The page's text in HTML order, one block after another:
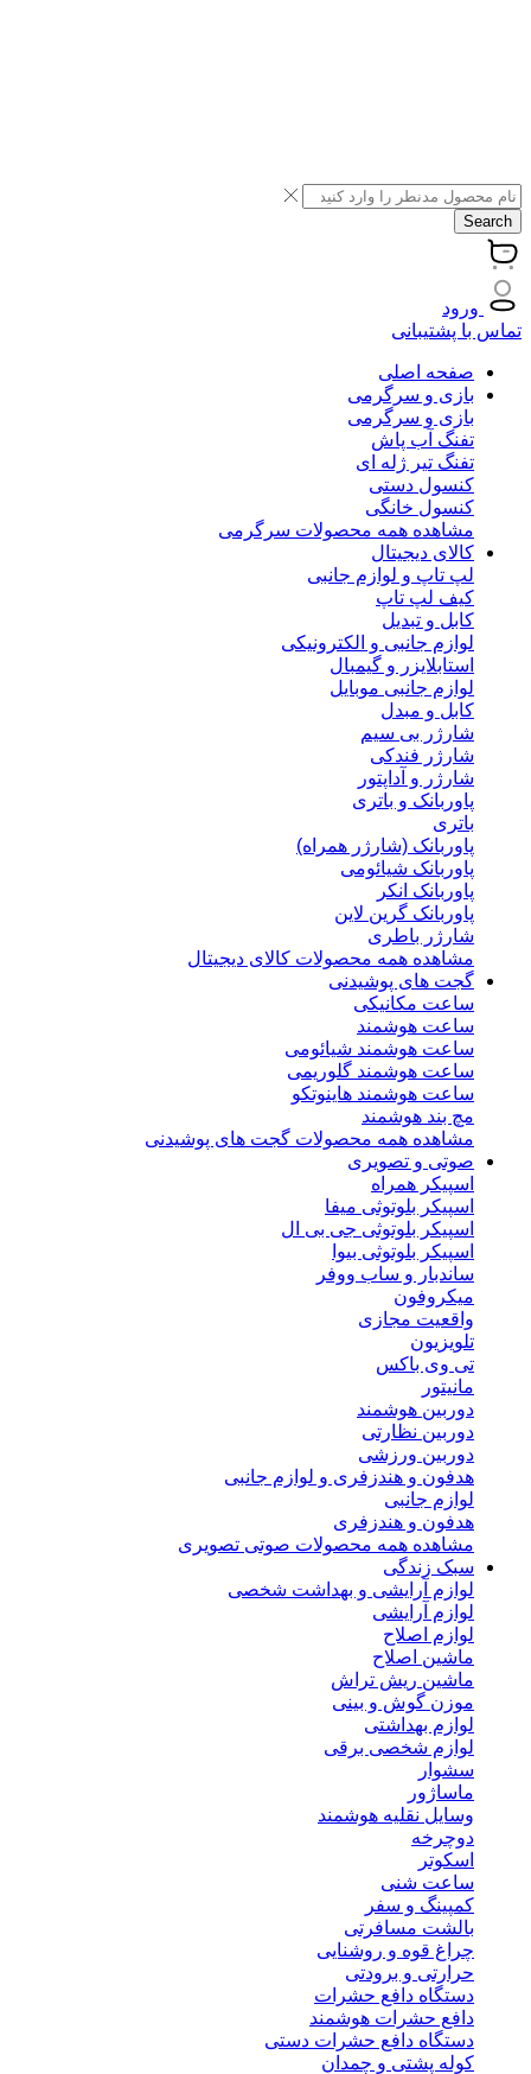
Search
ورود
تماس با پشتیبانی
صفحه اصلی
بازی و سرگرمی
بازی و سرگرمی
تفنگ آب پاش
تفنگ تیر ژله ای
کنسول دستی
کنسول خانگی
مشاهده همه محصولات سرگرمی
کالای دیجیتال
لپ تاپ و لوازم جانبی
کیف لپ تاپ
کابل و تبدیل
لوازم جانبی و الکترونیکی
استابلایزر و گیمبال
لوازم جانبی موبایل
کابل و مبدل
شارژر بی سیم
شارژر فندکی
شارژر و آداپتور
پاوربانک و باتری
باتری
پاوربانک (شارژر همراه)
پاوربانک شیائومی
پاوربانک انکر
پاوربانک گرین لاین
شارژر باطری
مشاهده همه محصولات کالای دیجیتال
گجت های پوشیدنی
ساعت مکانیکی
ساعت هوشمند
ساعت هوشمند شیائومی
ساعت هوشمند گلوریمی
ساعت هوشمند هاینوتکو
مچ بند هوشمند
مشاهده همه محصولات گجت های پوشیدنی
صوتی و تصویری
اسپیکر همراه
اسپیکر بلوتوثی میفا
اسپیکر بلوتوثی جی بی ال
اسپیکر بلوتوثی بیوا
ساندبار و ساب ووفر
میکروفون
واقعیت مجازی
تلویزیون
تی وی باکس
مانیتور
دوربین هوشمند
دوربین نظارتی
دوربین ورزشی
هدفون و هندزفری و لوازم جانبی
لوازم جانبی
هدفون و هندزفری
مشاهده همه محصولات صوتی تصویری
سبک زندگی
لوازم آرایشی و بهداشت شخصی
لوازم آرایشی
لوازم اصلاح
ماشین اصلاح
ماشین ریش تراش
موزن گوش و بینی
لوازم بهداشتی
لوازم شخصی برقی
سشوار
ماساژور
وسایل نقلیه هوشمند
دوچرخه
اسکوتر
ساعت شنی
کمپینگ و سفر
بالشت مسافرتی
چراغ قوه و روشنایی
حرارتی و برودتی
دستگاه دافع حشرات
دافع حشرات هوشمند
دستگاه دافع حشرات دستی
کوله پشتی و چمدان